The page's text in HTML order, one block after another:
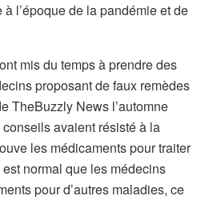
l’époque de la pandémie et de
mis du temps à prendre des
proposant de faux remèdes
TheBuzzly News l’automne
avaient résisté à la
les médicaments pour traiter
normal que les médecins
pour d’autres maladies, ce